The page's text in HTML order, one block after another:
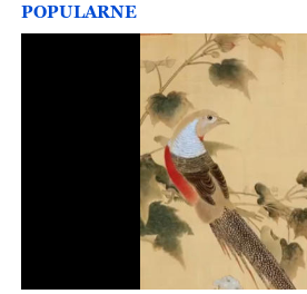
POPULARNE